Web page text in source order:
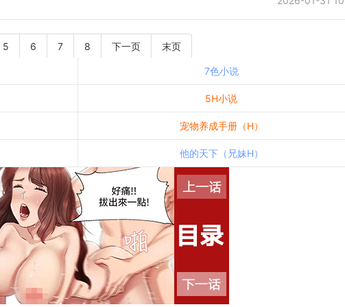
5 6 7 8 下一页 末页
7色小说
5H小说
宠物养成手册（H）
他的天下（兄妹H）